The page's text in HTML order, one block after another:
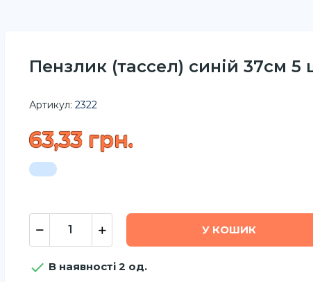
Пензлик (тассел) синій 37см 5
Артикул: 2322
63,33 грн.
У КОШИК
 В наявності 2 од.